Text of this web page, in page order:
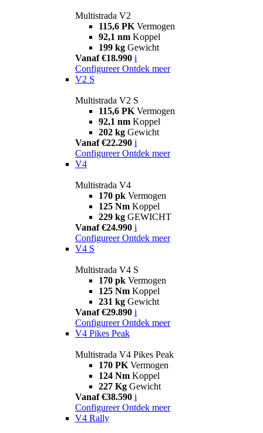
Multistrada V2
115,6 PK Vermogen
92,1 nm Koppel
199 kg Gewicht
Vanaf €18.990 i
Configureer Ontdek meer
V2 S
Multistrada V2 S
115,6 PK Vermogen
92,1 nm Koppel
202 kg Gewicht
Vanaf €22.290 i
Configureer Ontdek meer
V4
Multistrada V4
170 pk Vermogen
125 Nm Koppel
229 kg GEWICHT
Vanaf €24.990 i
Configureer Ontdek meer
V4 S
Multistrada V4 S
170 pk Vermogen
125 Nm Koppel
231 kg Gewicht
Vanaf €29.890 i
Configureer Ontdek meer
V4 Pikes Peak
Multistrada V4 Pikes Peak
170 PK Vermogen
124 Nm Koppel
227 Kg Gewicht
Vanaf €38.590 i
Configureer Ontdek meer
V4 Rally